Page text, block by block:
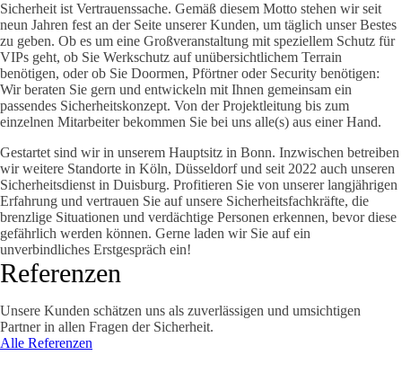
Sicherheit ist Vertrauenssache. Gemäß diesem Motto stehen wir seit
neun Jahren fest an der Seite unserer Kunden, um täglich unser Bestes
zu geben. Ob es um eine Großveranstaltung mit speziellem Schutz für
VIPs geht, ob Sie Werkschutz auf unübersichtlichem Terrain
benötigen, oder ob Sie Doormen, Pförtner oder Security benötigen:
Wir beraten Sie gern und entwickeln mit Ihnen gemeinsam ein
passendes Sicherheitskonzept. Von der Projektleitung bis zum
einzelnen Mitarbeiter bekommen Sie bei uns alle(s) aus einer Hand.
Gestartet sind wir in unserem Hauptsitz in Bonn. Inzwischen betreiben
wir weitere Standorte in Köln, Düsseldorf und seit 2022 auch unseren
Sicherheitsdienst in Duisburg. Profitieren Sie von unserer langjährigen
Erfahrung und vertrauen Sie auf unsere Sicherheitsfachkräfte, die
brenzlige Situationen und verdächtige Personen erkennen, bevor diese
gefährlich werden können. Gerne laden wir Sie auf ein
unverbindliches Erstgespräch ein!
Referenzen
Unsere Kunden schätzen uns als zuverlässigen und umsichtigen
Partner in allen Fragen der Sicherheit.
Alle Referenzen